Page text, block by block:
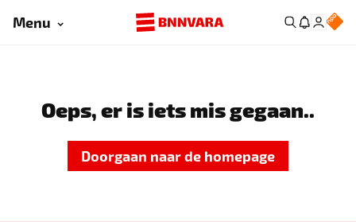
Menu
Oeps, er is iets mis gegaan..
Doorgaan naar de homepage